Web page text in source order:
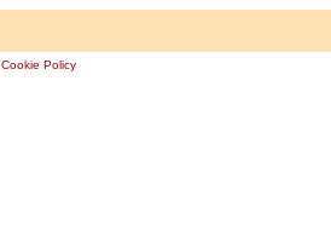
Cookie Policy